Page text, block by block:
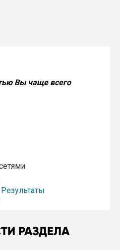
Вы чаще всего
Результаты
РАЗДЕЛА